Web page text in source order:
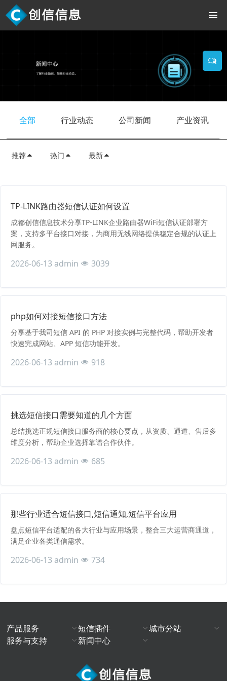
全部 行业动态 公司新闻 产业资讯
推荐 热门 最新
TP-LINK路由器短信认证如何设置
成都创信信息技术分享TP-LINK企业路由器WiFi短信认证部署方
案，支持多平台接口对接，为商用无线网络提供稳定合规的认证上
网服务。
2026-06-13 admin 3039
php如何对接短信接口方法
分享基于我司短信 API 的 PHP 对接实例与完整代码，帮助开发者
快速完成网站、APP 短信功能开发。
2026-06-13 admin 918
挑选短信接口需要知道的几个方面
总结挑选正规短信接口服务商的核心要点，从资质、通道、售后多
维度分析，帮助企业选择靠谱合作伙伴。
2026-06-13 admin 685
那些行业适合短信接口,短信通知,短信平台应用
盘点短信平台适配的各大行业与应用场景，整合三大运营商通道，
满足企业各类通信需求。
2026-06-13 admin 734
产品服务 短信插件
城市分站
服务与支持
新闻中心